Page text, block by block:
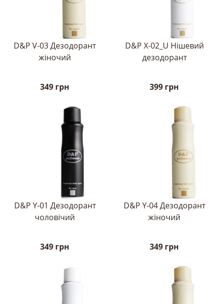
D&P V-03 Дезодорант
жіночий
349 грн
D&P X-02_U Нішевий
дезодорант
399 грн
D&P Y-01 Дезодорант
чоловічий
349 грн
D&P Y-04 Дезодорант
жіночий
349 грн